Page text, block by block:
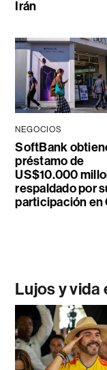
Irán
NEGOCIOS
SoftBank
préstamo de
US$10.000
respaldado por
participación en
Lujos y vida